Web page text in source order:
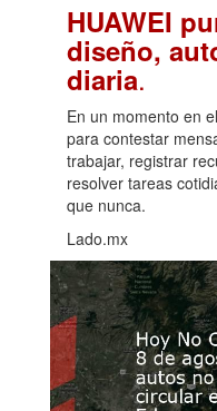
HUAWEI
diseño,
diaria.
En un momento en
para contestar
trabajar, registrar
resolver tareas
que nunca.
Lado.mx